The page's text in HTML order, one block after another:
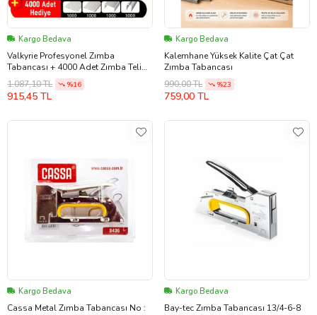
Kargo Bedava
Valkyrie Profesyonel Zımba
Tabancası + 4000 Adet Zımba Teli
Hediye – Ahşap, Kumaş ve Duvar İçin
Güçlü Tabanca
1.087,10 TL %16
915,45 TL
Kargo Bedava
Kalemhane Yüksek Kalite Çat Çat
Zımba Tabancası
990,00 TL
%23
759,00 TL
Kargo Bedava
Cassa Metal Zımba Tabancası No :
Kargo Bedava
Bay-tec Zımba Tabancası 13/4-6-8